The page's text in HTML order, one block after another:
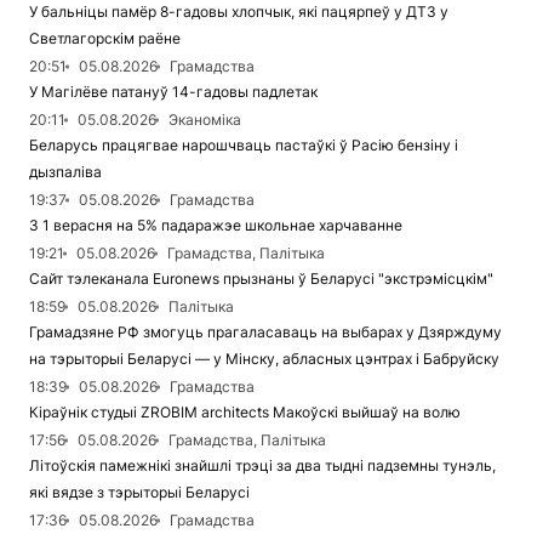
У бальніцы памёр 8-гадовы хлопчык, які пацярпеў у ДТЗ у
Светлагорскім раёне
20:51
05.08.2026
Грамадства
У Магілёве патануў 14-гадовы падлетак
20:11
05.08.2026
Эканоміка
Беларусь працягвае нарошчваць пастаўкі ў Расію бензіну і
дызпаліва
19:37
05.08.2026
Грамадства
З 1 верасня на 5% падаражэе школьнае харчаванне
19:21
05.08.2026
Грамадства, Палітыка
Сайт тэлеканала Euronews прызнаны ў Беларусі "экстрэмісцкім"
18:59
05.08.2026
Палітыка
Грамадзяне РФ змогуць прагаласаваць на выбарах у Дзярждуму
на тэрыторыі Беларусі — у Мінску, абласных цэнтрах і Бабруйску
18:39
05.08.2026
Грамадства
Кіраўнік студыі ZROBIM architects Макоўскі выйшаў на волю
17:56
05.08.2026
Грамадства, Палітыка
Літоўскія памежнікі знайшлі трэці за два тыдні падземны тунэль,
які вядзе з тэрыторыі Беларусі
17:36
05.08.2026
Грамадства